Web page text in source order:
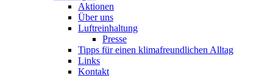
Aktionen
Über uns
Luftreinhaltung
Presse
Tipps für einen klimafreundlichen Alltag
Links
Kontakt